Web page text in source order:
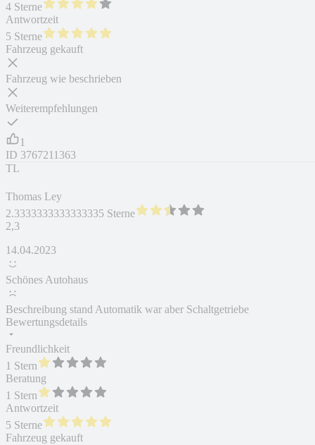
4 Sterne
Antwortzeit
5 Sterne
Fahrzeug gekauft
Fahrzeug wie beschrieben
Weiterempfehlungen
1
ID 3767211363
TL
Thomas Ley
2.3333333333333335 Sterne
2,3
14.04.2023
Schönes Autohaus
Beschreibung stand Automatik war aber Schaltgetriebe
Bewertungsdetails
Freundlichkeit
1 Stern
Beratung
1 Stern
Antwortzeit
5 Sterne
Fahrzeug gekauft